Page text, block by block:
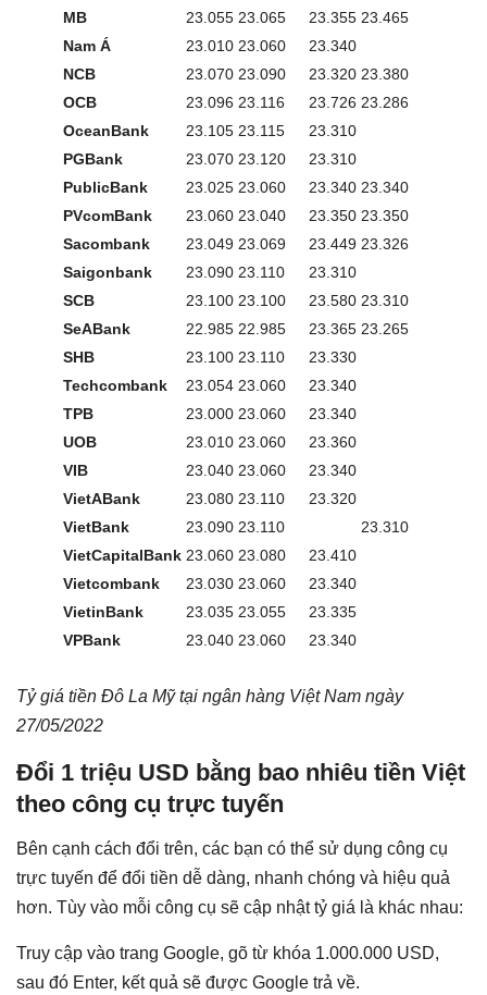
MB
23.055 23.065 23.355 23.465
Nam Á
23.010 23.060
23.340
NCB
23.070 23.090 23.320 23.380
OCB
23.096 23.116 23.726 23.286
OceanBank
23.105 23.115
23.310
PGBank
23.070 23.120
23.310
PublicBank
23.025 23.060 23.340 23.340
PVcomBank
23.060 23.040 23.350 23.350
Sacombank
23.049 23.069 23.449 23.326
Saigonbank
23.090 23.110
23.310
SCB
23.100 23.100 23.580 23.310
SeABank
22.985 22.985 23.365 23.265
SHB
23.100 23.110
23.330
Techcombank
23.054 23.060
23.340
TPB
23.000 23.060
23.340
UOB
23.010 23.060
23.360
VIB
23.040 23.060
23.340
VietABank
23.080 23.110
23.320
VietBank
23.090 23.110
23.310
VietCapitalBank 23.060 23.080
23.410
Vietcombank
23.030 23.060
23.340
VietinBank
23.035 23.055
23.335
VPBank
23.040 23.060 23.340
Tỷ giá tiền Đô La Mỹ tại ngân hàng Việt Nam ngày
27/05/2022
Đổi 1 triệu USD bằng bao nhiêu tiền Việt
theo công cụ trực tuyến
Bên cạnh cách đổi trên, các bạn có thể sử dụng công cụ
trực tuyến để đổi tiền dễ dàng, nhanh chóng và hiệu quả
hơn. Tùy vào mỗi công cụ sẽ cập nhật tỷ giá là khác nhau:
Truy cập vào trang Google, gõ từ khóa 1.000.000 USD,
sau đó Enter, kết quả sẽ được Google trả về.